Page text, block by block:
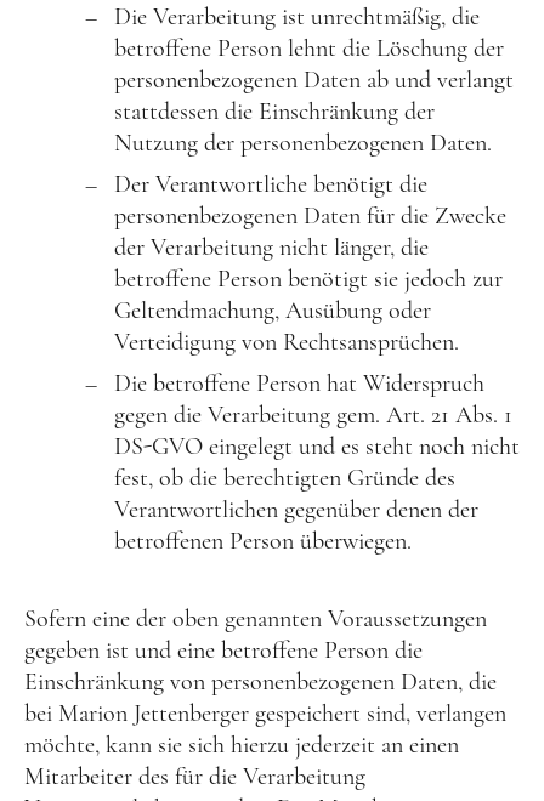
Die Verarbeitung ist unrechtmäßig, die
betroffene Person lehnt die Löschung der
personenbezogenen Daten ab und verlangt
stattdessen die Einschränkung der
Nutzung der personenbezogenen Daten.
Der Verantwortliche benötigt die
personenbezogenen Daten für die Zwecke
der Verarbeitung nicht länger, die
betroffene Person benötigt sie jedoch zur
Geltendmachung, Ausübung oder
Verteidigung von Rechtsansprüchen.
Die betroffene Person hat Widerspruch
gegen die Verarbeitung gem. Art. 21 Abs. 1
DS-GVO eingelegt und es steht noch nicht
fest, ob die berechtigten Gründe des
Verantwortlichen gegenüber denen der
betroffenen Person überwiegen.
Sofern eine der oben genannten Voraussetzungen
gegeben ist und eine betroffene Person die
Einschränkung von personenbezogenen Daten, die
bei Marion Jettenberger gespeichert sind, verlangen
möchte, kann sie sich hierzu jederzeit an einen
Mitarbeiter des für die Verarbeitung